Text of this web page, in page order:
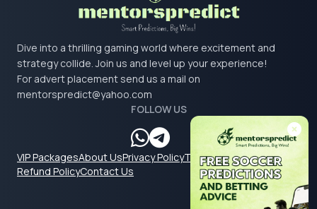
Dive into a thrilling gaming world where excitement and
strategy collide. Join us and level up your experience!
For advert placement send us a mail on
mentorspredict@yahoo.com
FOLLOW US
VIP PackagesAbout UsPrivacy PolicyTerms & Conditions
Refund PolicyContact Us